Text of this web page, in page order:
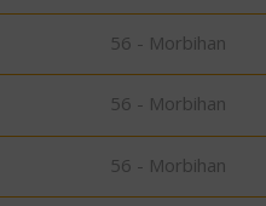
56 - Morbihan
56 - Morbihan
56 - Morbihan